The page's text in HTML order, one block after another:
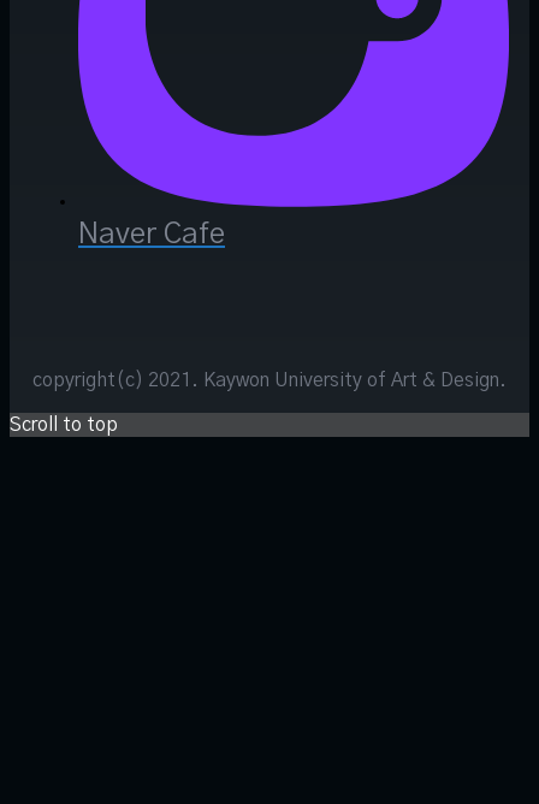
Naver Cafe
copyright(c) 2021. Kaywon University of Art & Design.
Scroll to top